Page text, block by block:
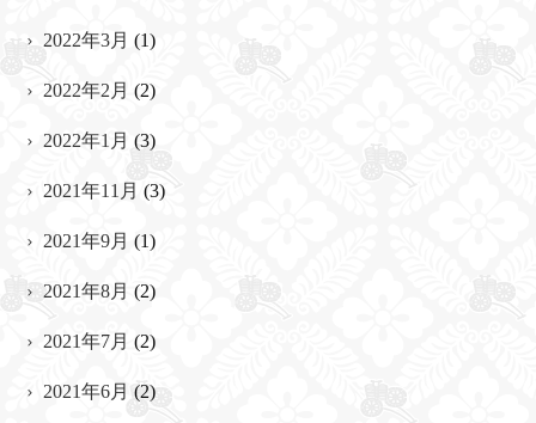
2022年3月 (1)
2022年2月 (2)
2022年1月 (3)
2021年11月 (3)
2021年9月 (1)
2021年8月 (2)
2021年7月 (2)
2021年6月 (2)